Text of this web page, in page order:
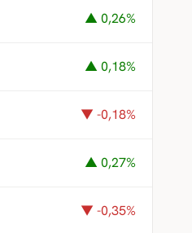
▲ 0,26%
▲ 0,18%
▼ -0,18%
▲ 0,27%
▼ -0,35%